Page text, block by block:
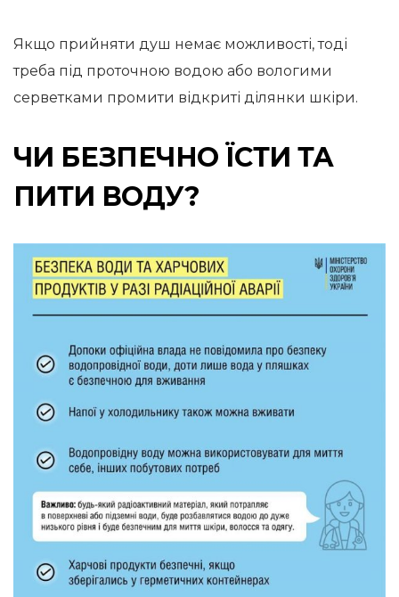
Якщо прийняти душ немає можливості, тоді
треба під проточною водою або вологими
серветками промити відкриті ділянки шкіри.
ЧИ БЕЗПЕЧНО ЇСТИ ТА
ПИТИ ВОДУ?